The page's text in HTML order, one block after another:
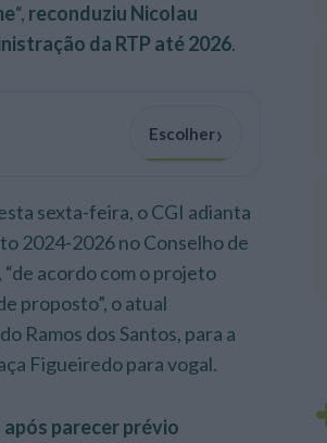
“, reconduziu Nicolau
da RTP até 2026.
Escolher›
sexta-feira, o CGI adianta
2024-2026 no Conselho de
acordo com o projeto
proposto”, o atual
Ramos dos Santos, para a
Figueiredo para vogal.
parecer prévio